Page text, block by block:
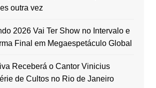
outra vez
2026 Vai Ter Show no Intervalo e
Final em Megaespetáculo Global
Receberá o Cantor Vinicius
de Cultos no Rio de Janeiro